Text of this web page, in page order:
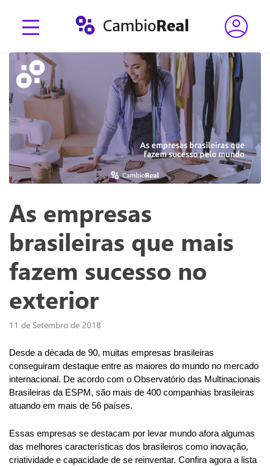
As empresas
brasileiras que mais
fazem sucesso no
exterior
11 de Setembro de 2018
Desde a década de 90, muitas empresas brasileiras
conseguiram destaque entre as maiores do mundo no mercado
internacional. De acordo com o Observatório das Multinacionais
Brasileiras da ESPM, são mais de 400 companhias brasileiras
atuando em mais de 56 países.
Essas empresas se destacam por levar mundo afora algumas
das melhores características dos brasileiros como inovação,
criatividade e capacidade de se reinventar. Confira agora a lista